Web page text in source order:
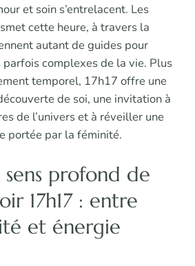
et soin s’entrelacent. Les
cette heure, à travers la
autant de guides pour
complexes de la vie. Plus
temporel, 17h17 offre une
de soi, une invitation à
de l’univers et à réveiller une
portée par la féminité.
profond de
17h17 : entre
et énergie